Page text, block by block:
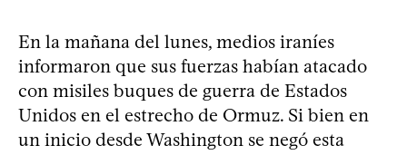
En la mañana del lunes, medios iraníes
informaron que sus fuerzas habían atacado
con misiles buques de guerra de Estados
Unidos en el estrecho de Ormuz. Si bien en
un inicio desde Washington se negó esta